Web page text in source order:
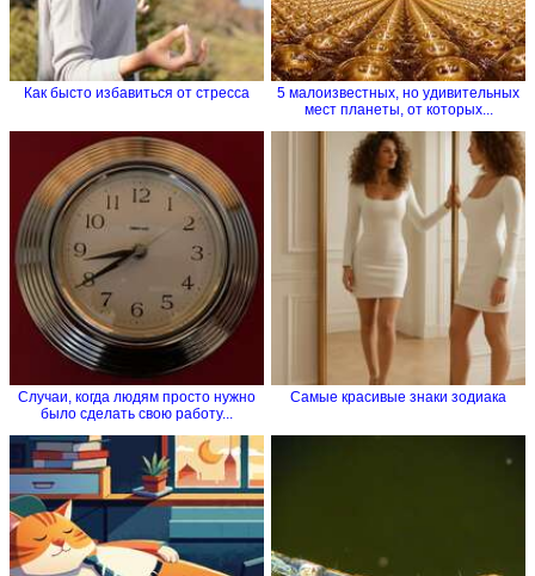
Как бысто избавиться от стресса
5 малоизвестных, но удивительных
мест планеты, от которых...
Случаи, когда людям просто нужно
было сделать свою работу...
Самые красивые знаки зодиака